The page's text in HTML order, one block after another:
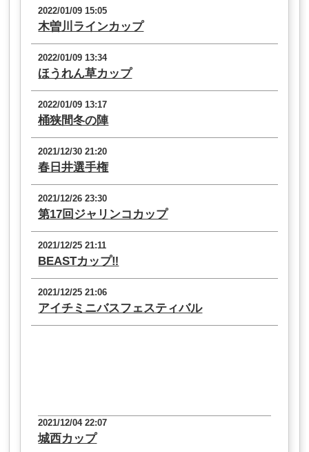
2022/01/09 15:05
木曽川ラインカップ
2022/01/09 13:34
ほうれん草カップ
2022/01/09 13:17
桶狭間冬の陣
2021/12/30 21:20
春日井選手権
2021/12/26 23:30
第17回ジャリンコカップ
2021/12/25 21:11
BEASTカップ‼︎
2021/12/25 21:06
アイチミニバスフェスティバル
2021/12/04 22:07
城西カップ